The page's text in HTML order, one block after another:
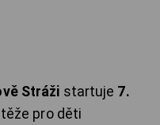
Stráži startuje 7.
pro děti